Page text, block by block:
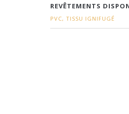
REVÊTEMENTS
PVC, TISSU IGNIFUGÉ